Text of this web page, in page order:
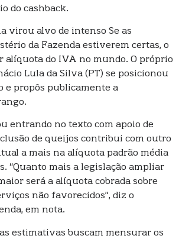
do cashback.
virou alvo de intenso Se as
da Fazenda estiverem certas, o
alíquota do IVA no mundo. O próprio
Lula da Silva (PT) se posicionou
e propôs publicamente a
entrando no texto com apoio de
de queijos contribui com outro
a mais na alíquota padrão média
“Quanto mais a legislação ampliar
será a alíquota cobrada sobre
não favorecidos”, diz o
em nota.
estimativas buscam mensurar os